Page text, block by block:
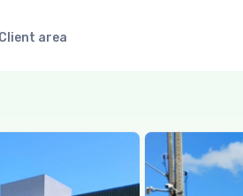
Client area